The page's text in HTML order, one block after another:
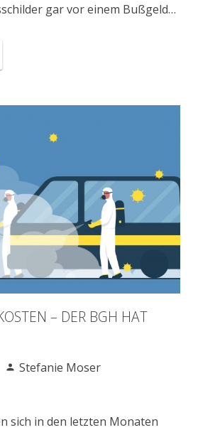
gar vor einem Bußgeld…
– DER BGH HAT
Stefanie Moser
sich in den letzten Monaten